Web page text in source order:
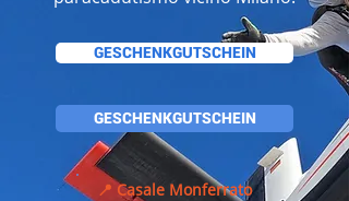
GESCHENKGUTSCHEIN
GESCHENKGUTSCHEIN
📍 Casale Monferrato